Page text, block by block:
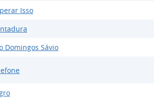
Isso
Domingos Sávio